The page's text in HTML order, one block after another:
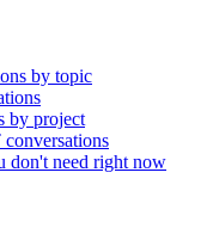
by topic
by project
don't need right now